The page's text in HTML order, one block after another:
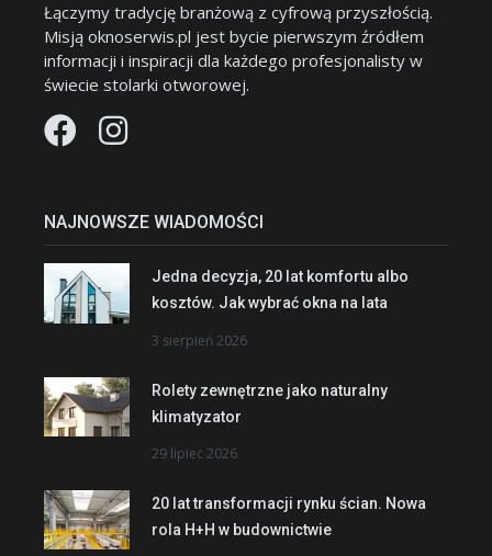
Łączymy tradycję branżową z cyfrową przyszłością.
Misją oknoserwis.pl jest bycie pierwszym źródłem
informacji i inspiracji dla każdego profesjonalisty w
świecie stolarki otworowej.
NAJNOWSZE WIADOMOŚCI
Jedna decyzja, 20 lat komfortu albo
kosztów. Jak wybrać okna na lata
3 sierpień 2026
Rolety zewnętrzne jako naturalny
klimatyzator
29 lipiec 2026
20 lat transformacji rynku ścian. Nowa
rola H+H w budownictwie